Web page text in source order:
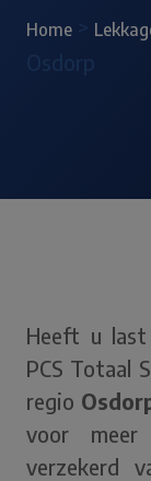
Home
Heeft u last
PCS Totaal
regio
voor
verzekerd